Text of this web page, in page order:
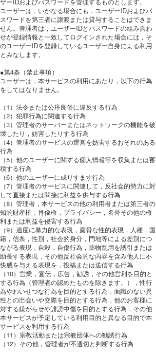
ユーザーは，いかなる場合にも，ユーザーIDおよびパ
スワードを第三者に譲渡または貸与することはできま
せん。管理者は，ユーザーIDとパスワードの組み合わ
せが登録情報と一致してログインされた場合には，そ
のユーザーIDを登録しているユーザー自身による利用
とみなします。
●第4条（禁止事項）
ユーザーは，本サービスの利用にあたり，以下の行為
をしてはなりません。
（1）法令または公序良俗に違反する行為
（2）犯罪行為に関連する行為
（3）管理者のサーバーまたはネットワークの機能を破
壊したり，妨害したりする行為
（4）管理者のサービスの運営を妨害するおそれのある
行為
（5）他のユーザーに関する個人情報等を収集または蓄
積する行為
（6）他のユーザーに成りすます行為
（7）管理者のサービスに関連して，反社会的勢力に対
して直接または間接に利益を供与する行為
（8）管理者，本サービスの他の利用者または第三者の
知的財産権，肖像権，プライバシー，名誉その他の権
利または利益を侵害する行為
（9）過度に暴力的な表現，露骨な性的表現，人種，国
籍，信条，性別，社会的身分，門地等による差別につ
ながる表現，自殺，自傷行為，薬物乱用を誘引または
助長する表現，その他反社会的な内容を含み他人に不
快感を与える表現を，投稿または送信する行為
（10）営業，宣伝，広告，勧誘，その他営利を目的と
する行為（管理者の認めたものを除きます。），性行
為やわいせつな行為を目的とする行為，面識のない異
性との出会いや交際を目的とする行為，他のお客様に
対する嫌がらせや誹謗中傷を目的とする行為，その他
本サービスが予定している利用目的と異なる目的で本
サービスを利用する行為
（11）宗教活動または宗教団体への勧誘行為
（12）その他，管理者が不適切と判断する行為